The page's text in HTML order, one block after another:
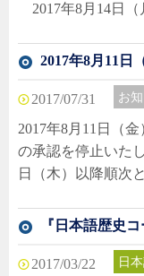
2017年8月14日（
2017年8月11日
2017/07/31 お
2017年8月11日（
の承認を停止いた
日（木）以降順次
『日本語歴史
2017/03/22 日